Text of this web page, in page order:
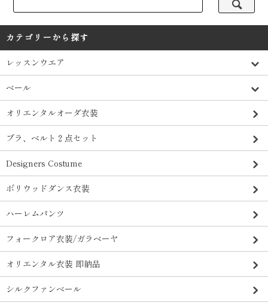
カテゴリーから探す
レッスンウエア
ベール
オリエンタルオーダ衣装
ブラ、ベルト２点セット
Designers Costume
ボリウッドダンス衣装
ハーレムパンツ
フォークロア衣装/ガラベーヤ
オリエンタル衣装 即納品
シルクファンベール